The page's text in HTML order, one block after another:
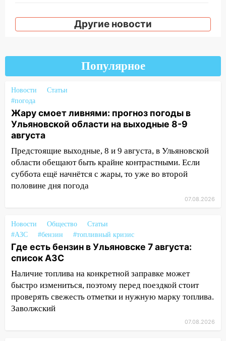
областной больницы поступили шесть
новых аппаратов ИВЛ
16:51
ремонтируют дороги, ставят остановки
и проводят новое освещение
16:35
В Ульяновске установили ещё
девять бункеров для крупногабаритного
мусора
16:26 В Ульяновске бесплатно покажут
матч «Волги» под открытым небом
16:12 В Ульяновском госуниверситете
разработают отечественный прибор для
цифровой ПЦР
клуба «Рекорд-Fitness»
15:34 После вмешательства
прокуратуры в селах Ульяновской
области привели в порядок детские
площадки
15:27 Прокуратура проверяет
капремонт школы в селе Кивать
Другие новости
Популярное
Новости
Статьи
#погода
Жару смоет ливнями: прогноз погоды в
Ульяновской области на выходные 8-9
августа
Предстоящие выходные, 8 и 9 августа, в Ульяновской
области обещают быть крайне контрастными. Если
суббота ещё начнётся с жары, то уже во второй
половине дня погода
07.08.2026
Новости Общество
Статьи
#АЗС
#бензин #топливный кризис
Где есть бензин в Ульяновске 7 августа:
список АЗС
Наличие топлива на конкретной заправке может
быстро измениться, поэтому перед поездкой стоит
проверять свежесть отметки и нужную марку топлива.
Заволжский
07.08.2026